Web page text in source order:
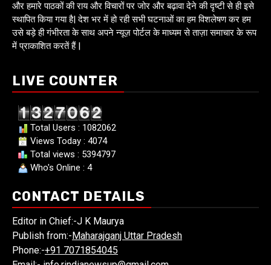
और हमारे पाठकों की राय और विचारों पर जोर और बढ़ावा देने की दृष्टी से ही इसे
स्थापित किया गया है| देश भर में हो रही सभी घटनाओं का हम विशलेषण कर हम
उसे बड़े ही गंभीरता के साथ अपने न्यूज़ पोर्टल के माध्यम से ताज़ा समाचार के रूप
में प्राकाशित करतें हैं |
LIVE COUNTER
Total Users : 1082062
Views Today : 4074
Total views : 5394797
Who's Online : 4
CONTACT DETAILS
Editor in Chief:-J K Maurya
Publish from:- Maharajganj Uttar Pradesh
Phone:-+91 7071854045